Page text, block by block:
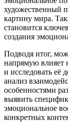
художественный
картину мира.
становится
создания
Подводя итог,
напрямую влияет
и исследовать её
анализ
особенностями
выявить
эмоциональное
конкретных